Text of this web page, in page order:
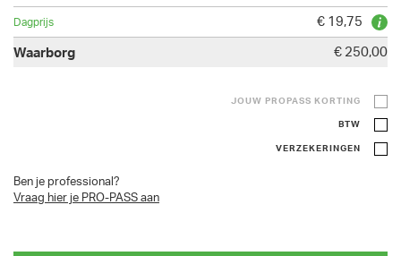
€ 19,75
€ 250,00
JOUW PROPASS KORTING
BTW
VERZEKERINGEN
Ben je professional?
Vraag hier je PRO-PASS aan